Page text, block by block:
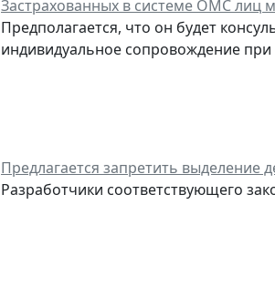
Застрахованных в системе ОМС лиц
Предполагается, что он будет
индивидуальное сопровождение
Предлагается запретить
Разработчики соответствующего